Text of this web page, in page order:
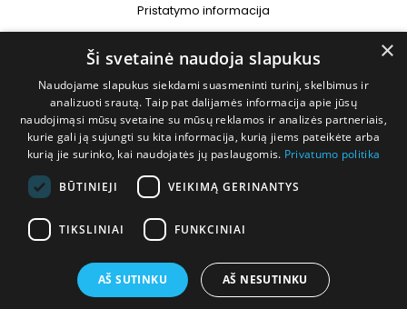
Pristatymo informacija
Prekių grąžinimas
Kontaktai
+370 677 31358
×
Ši svetainė naudoja slapukus
Naudojame slapukus siekdami suasmeninti turinį, skelbimus ir
analizuoti srautą. Taip pat dalijamės informacija apie jūsų
naudojimąsi mūsų svetaine su mūsų reklamos ir analizės partneriais,
kurie gali ją sujungti su kita informacija, kurią jiems pateikėte arba
kurią jie surinko, kai naudojatės jų paslaugomis. Privatumo politika
BŪTINIEJI VEIKIMĄ GERINANTYS
TIKSLINIAI FUNKCINIAI
AŠ SUTINKU AŠ NESUTINKU